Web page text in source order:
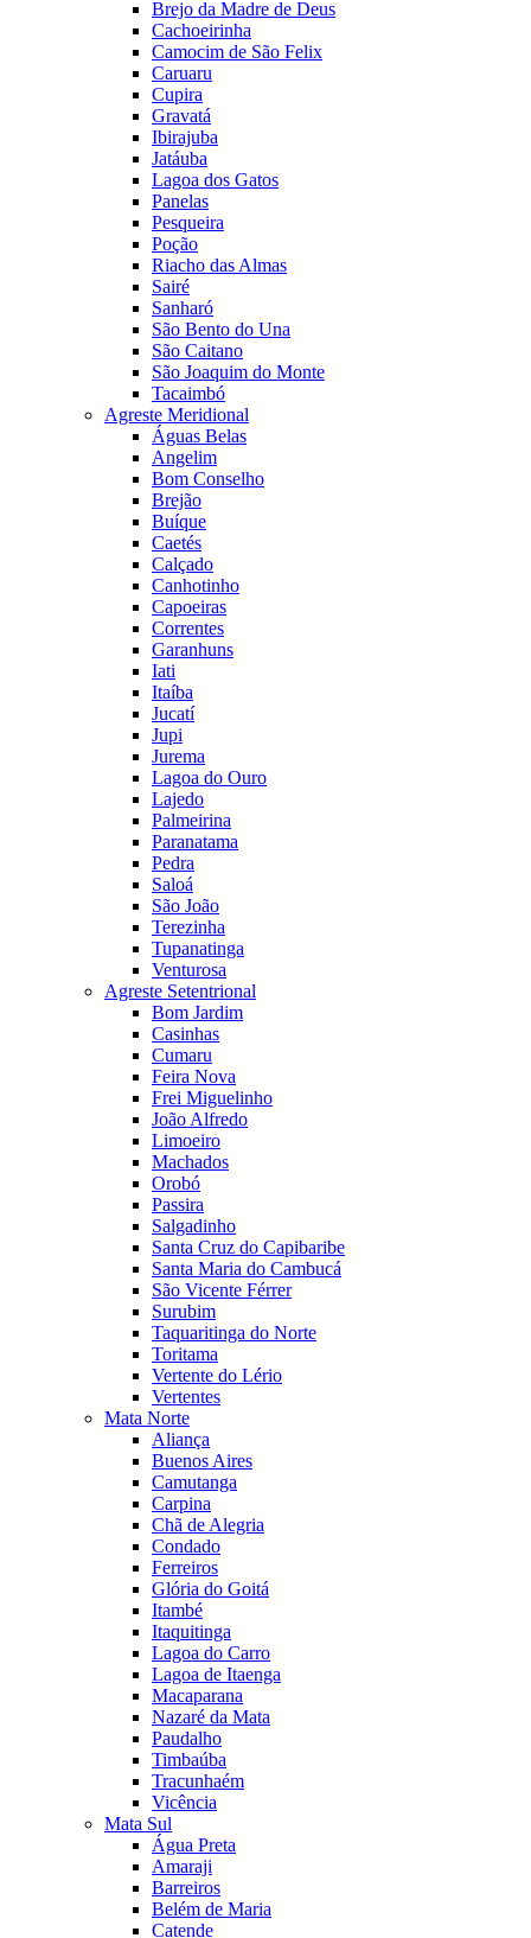
Brejo da Madre de Deus
Cachoeirinha
Camocim de São Felix
Caruaru
Cupira
Gravatá
Ibirajuba
Jatáuba
Lagoa dos Gatos
Panelas
Pesqueira
Poção
Riacho das Almas
Sairé
Sanharó
São Bento do Una
São Caitano
São Joaquim do Monte
Tacaimbó
Agreste Meridional
Águas Belas
Angelim
Bom Conselho
Brejão
Buíque
Caetés
Calçado
Canhotinho
Capoeiras
Correntes
Garanhuns
Iati
Itaíba
Jucatí
Jupi
Jurema
Lagoa do Ouro
Lajedo
Palmeirina
Paranatama
Pedra
Saloá
São João
Terezinha
Tupanatinga
Venturosa
Agreste Setentrional
Bom Jardim
Casinhas
Cumaru
Feira Nova
Frei Miguelinho
João Alfredo
Limoeiro
Machados
Orobó
Passira
Salgadinho
Santa Cruz do Capibaribe
Santa Maria do Cambucá
São Vicente Férrer
Surubim
Taquaritinga do Norte
Toritama
Vertente do Lério
Vertentes
Mata Norte
Aliança
Buenos Aires
Camutanga
Carpina
Chã de Alegria
Condado
Ferreiros
Glória do Goitá
Itambé
Itaquitinga
Lagoa do Carro
Lagoa de Itaenga
Macaparana
Nazaré da Mata
Paudalho
Timbaúba
Tracunhaém
Vicência
Mata Sul
Água Preta
Amaraji
Barreiros
Belém de Maria
Catende